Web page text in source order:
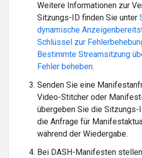
Weitere Informationen zur
Sitzungs-ID finden Sie unter
dynamische
Schlüssel zur
Bestimmte Streamsitzung
Fehler beheben.
Senden Sie eine
Video-Stitcher oder
übergeben Sie die Sitzungs-
die Anfrage für
während der Wiedergabe.
Bei DASH-Manifesten